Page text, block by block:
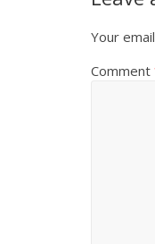
Your
Comment